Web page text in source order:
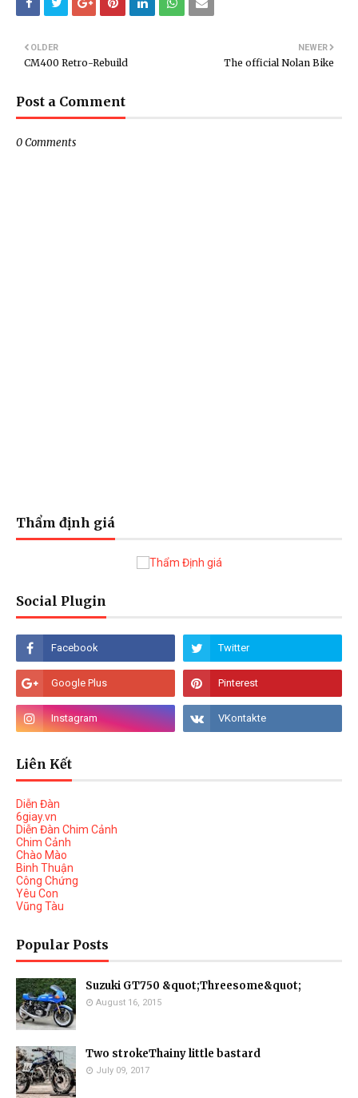
NEWER
The official Nolan Bike
OLDER
CM400 Retro-Rebuild
Post a Comment
0 Comments
Thẩm định giá
Social Plugin
Liên Kết
Diễn Đàn
6giay.vn
Diễn Đàn Chim Cảnh
Chim Cảnh
Chào Mào
Binh Thuận
Công Chứng
Yêu Con
Vũng Tàu
Popular Posts
Suzuki GT750 &quot;Threesome&quot;
August 16, 2015
Two strokeThainy little bastard
July 09, 2017